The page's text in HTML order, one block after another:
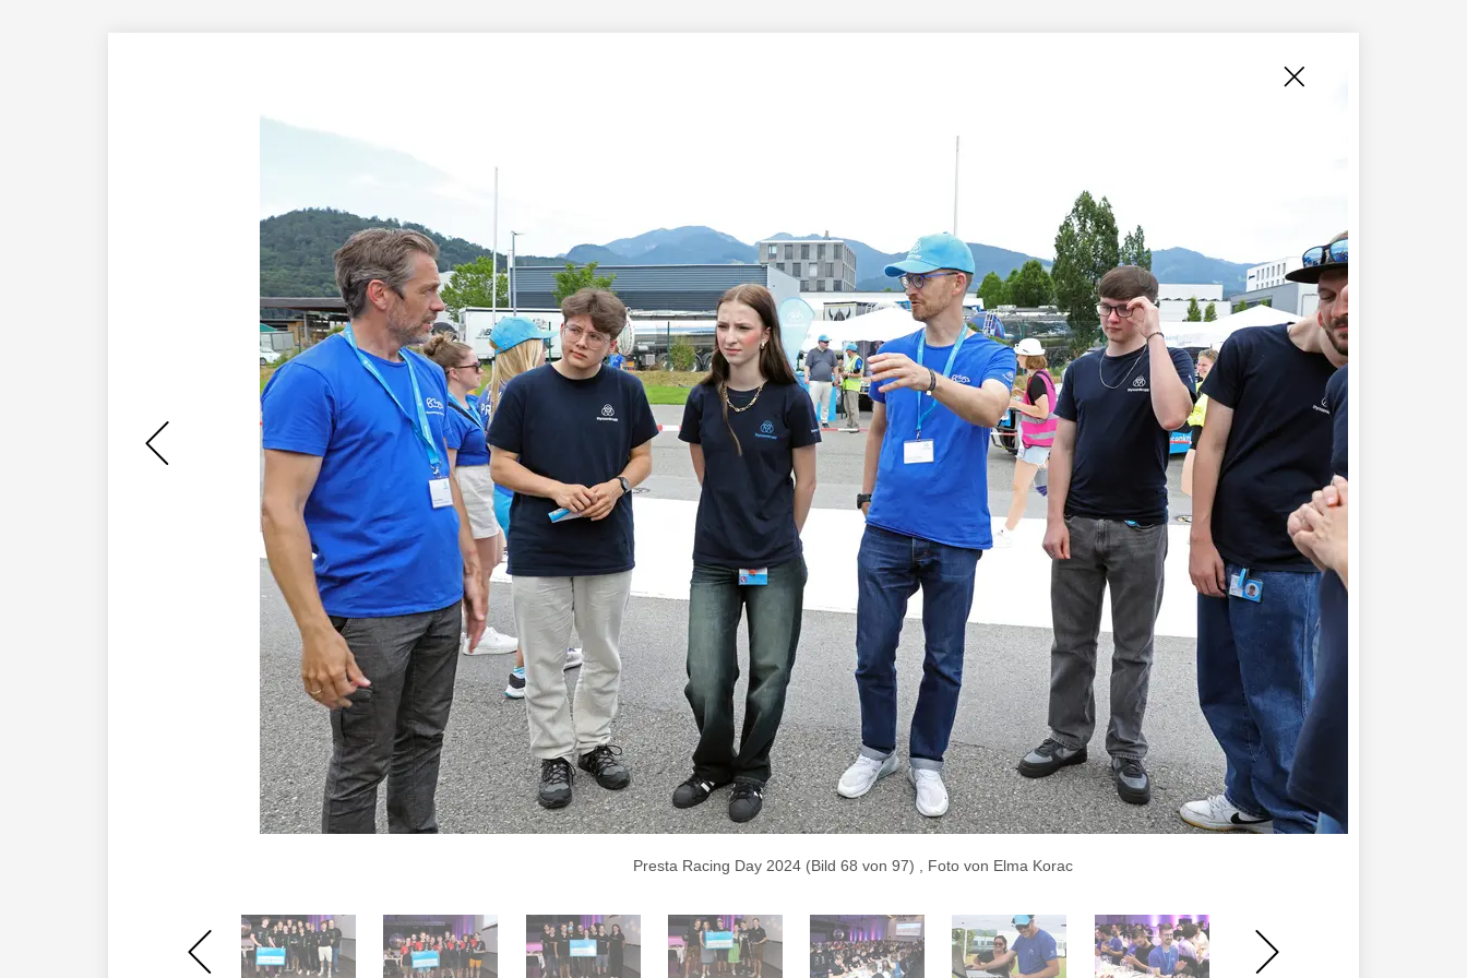
Presta Racing Day 2024 (Bild 68 von 97) , Foto von Elma Korac